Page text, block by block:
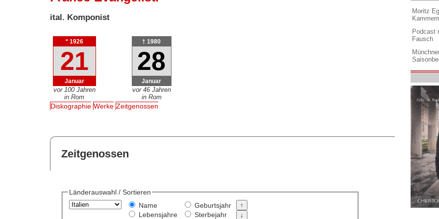
ital. Komponist
* 1926
21
Januar
vor 100 Jahren
in Rom
† 1980
28
Januar
vor 46 Jahren
in Rom
Diskographie Werke Zeitgenossen
Zeitgenossen
Länderauswahl / Sortieren
Name
Lebensjahre
Geburtsjahr
Sterbejahr
Moritz
Podcast
Fausch